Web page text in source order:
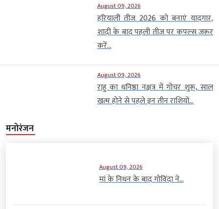
August 09, 2026
हरियाली तीज 2026 को बनाएं यादगार,
शादी के बाद पहली तीज पर कपल्स जरूर
करें...
August 09, 2026
राहु का धनिष्ठा नक्षत्र में गोचर शुरू, साल
खत्म होने से पहले इन तीन राशियों...
मनोरंजन
August 09, 2026
मां के निधन के बाद गोविंदा ने...